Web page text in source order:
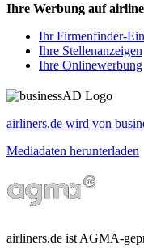
Ihre Werbung auf
Ihr Firmenfinder-
Ihre Stellenanzeigen
Ihre Onlinewerbung
airliners.de wird von
Mediadaten herunterladen
airliners.de ist AGMA-